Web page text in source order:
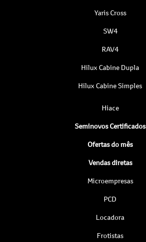
Yaris Cross
SW4
RAV4
Hilux Cabine Dupla
Hilux Cabine Simples
Hiace
Seminovos Certificados
Ofertas do mês
Vendas diretas
Microempresas
PCD
Locadora
Frotistas